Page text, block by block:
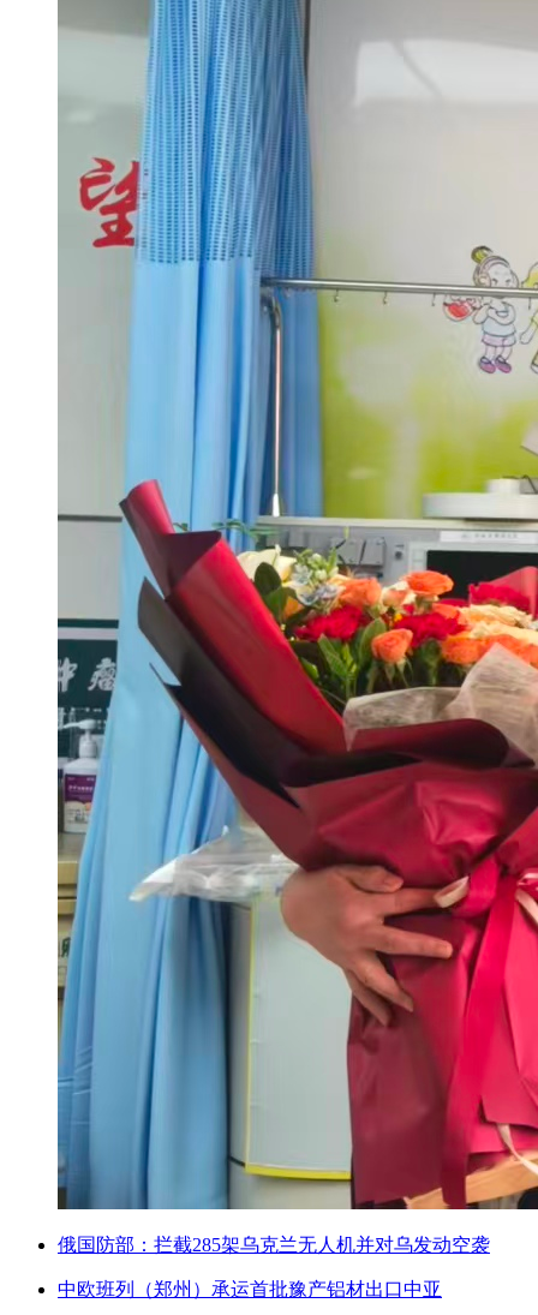
俄国防部：拦截285架乌克兰无人机并对乌发动空袭
中欧班列（郑州）承运首批豫产铝材出口中亚